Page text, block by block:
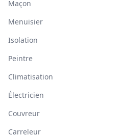
Maçon
Menuisier
Isolation
Peintre
Climatisation
Électricien
Couvreur
Carreleur